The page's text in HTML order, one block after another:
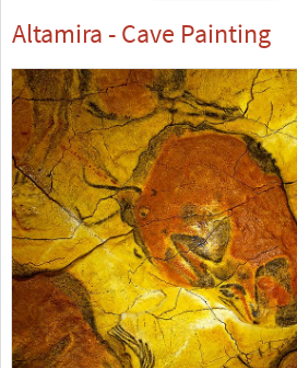
Altamira - Cave Painting